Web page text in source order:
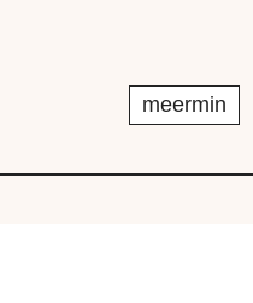
meermin